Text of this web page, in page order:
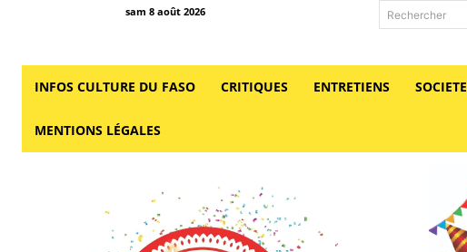
sam 8 août 2026 Rechercher
INFOS CULTURE DU FASO CRITIQUES ENTRETIENS SOCIETE
MENTIONS LÉGALES